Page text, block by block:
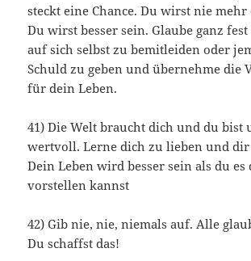
steckt eine Chance. Du wirst nie mehr
Du wirst besser sein. Glaube ganz
auf sich selbst zu bemitleiden oder
Schuld zu geben und übernehme die
für dein Leben.
41) Die Welt braucht dich und du bist
wertvoll. Lerne dich zu lieben und dir
Dein Leben wird besser sein als du
vorstellen kannst
42) Gib nie, nie, niemals auf. Alle
Du schaffst das!